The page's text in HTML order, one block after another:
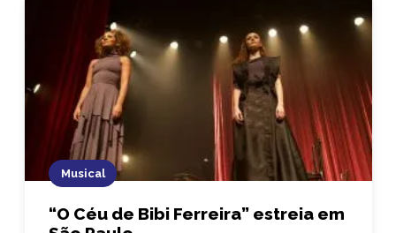
Musical
“O Céu de Bibi Ferreira” estreia em